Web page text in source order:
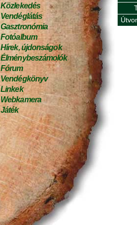
Közlekedés
Vendéglátás
Gasztronómia
Fotóalbum
Hírek, újdonságok
Élménybeszámolók
Fórum
Vendégkönyv
Linkek
Webkamera
Játék